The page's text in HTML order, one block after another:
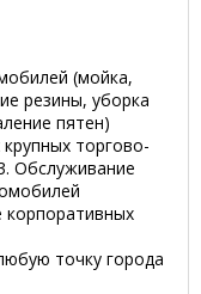
(мойка,
резины, уборка
пятен)
торгово-
Обслуживание
точку города